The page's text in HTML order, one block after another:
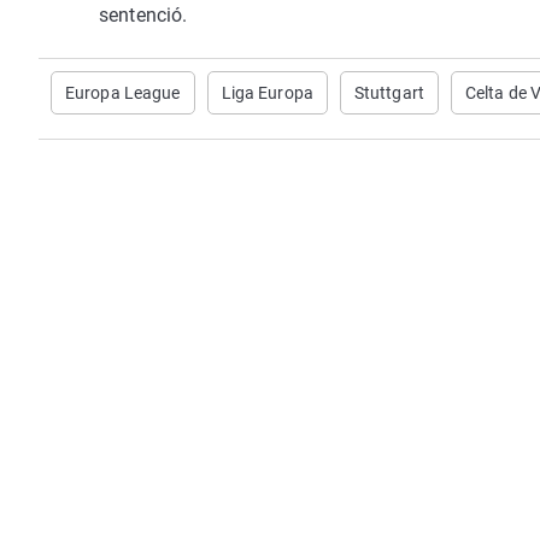
sentenció.
Europa League Liga Europa Stuttgart Celta de